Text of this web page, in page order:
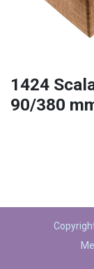
1424
90/380